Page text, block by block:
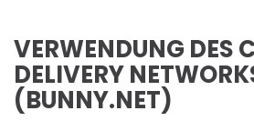
VERWENDUNG DES
DELIVERY
(BUNNY.NET)